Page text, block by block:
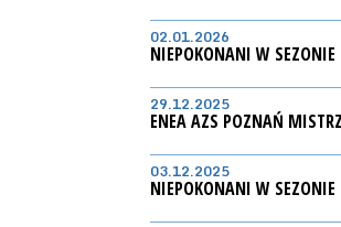
02.01.2026
NIEPOKONANI W
29.12.2025
ENEA AZS POZNAŃ
03.12.2025
NIEPOKONANI W